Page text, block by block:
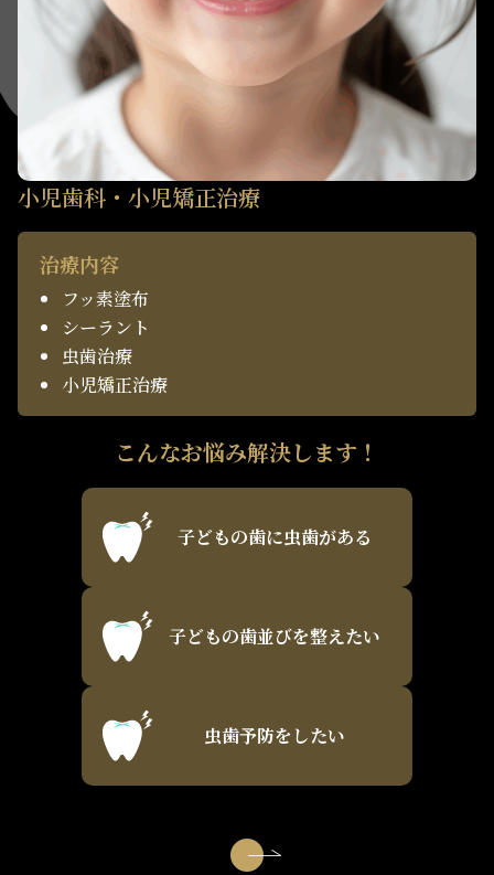
小児歯科・小児矯正治療
治療内容
フッ素塗布
シーラント
虫歯治療
小児矯正治療
こんなお悩み解決します！
子どもの歯に虫歯がある
子どもの歯並びを整えたい
虫歯予防をしたい